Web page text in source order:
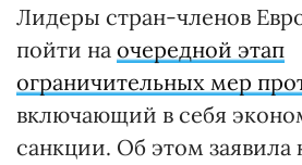
Лидеры стран-членов
пойти на очередной этап
ограничительных мер
включающий в себя
санкции. Об этом заявила